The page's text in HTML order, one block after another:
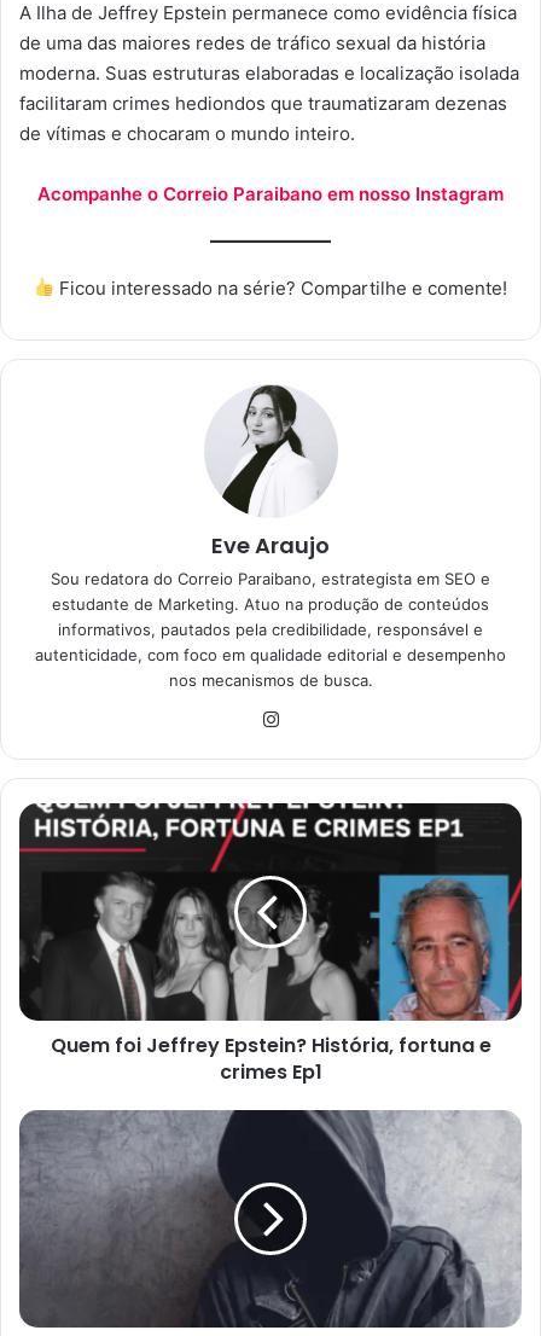
A Ilha de Jeffrey Epstein permanece como evidência física
de uma das maiores redes de tráfico sexual da história
moderna. Suas estruturas elaboradas e localização isolada
facilitaram crimes hediondos que traumatizaram dezenas
de vítimas e chocaram o mundo inteiro.
Acompanhe o Correio Paraibano em nosso Instagram
Ficou interessado na série? Compartilhe e comente!
Eve Araujo
Sou redatora do Correio Paraibano, estrategista em SEO e
estudante de Marketing. Atuo na produção de conteúdos
informativos, pautados pela credibilidade, responsável e
autenticidade, com foco em qualidade editorial e desempenho
nos mecanismos de busca.
Quem
foi
fortuna
e
crimes
Ep1
Quem foi Jeffrey Epstein? História, fortuna e
crimes Ep1
Homem
é
preso
pela
por
na